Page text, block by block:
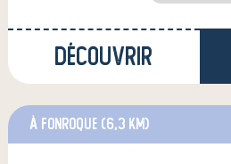
Découvrir
à fonroque (6,3 km)